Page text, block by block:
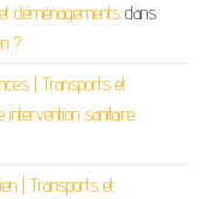
déménagements dans
?
| Transports et
sanitaire
| Transports et